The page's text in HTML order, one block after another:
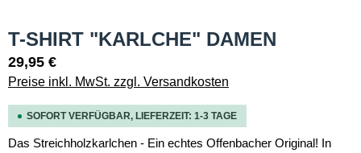
T-SHIRT "KARLCHE" DAMEN
29,95 €
Preise inkl. MwSt. zzgl. Versandkosten
SOFORT VERFÜGBAR, LIEFERZEIT: 1-3 TAGE
Das Streichholzkarlchen - Ein echtes Offenbacher Original! In